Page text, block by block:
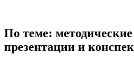
По теме:
презентации и